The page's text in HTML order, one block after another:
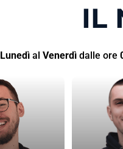
IL
Lunedìal Venerdìdalle ore